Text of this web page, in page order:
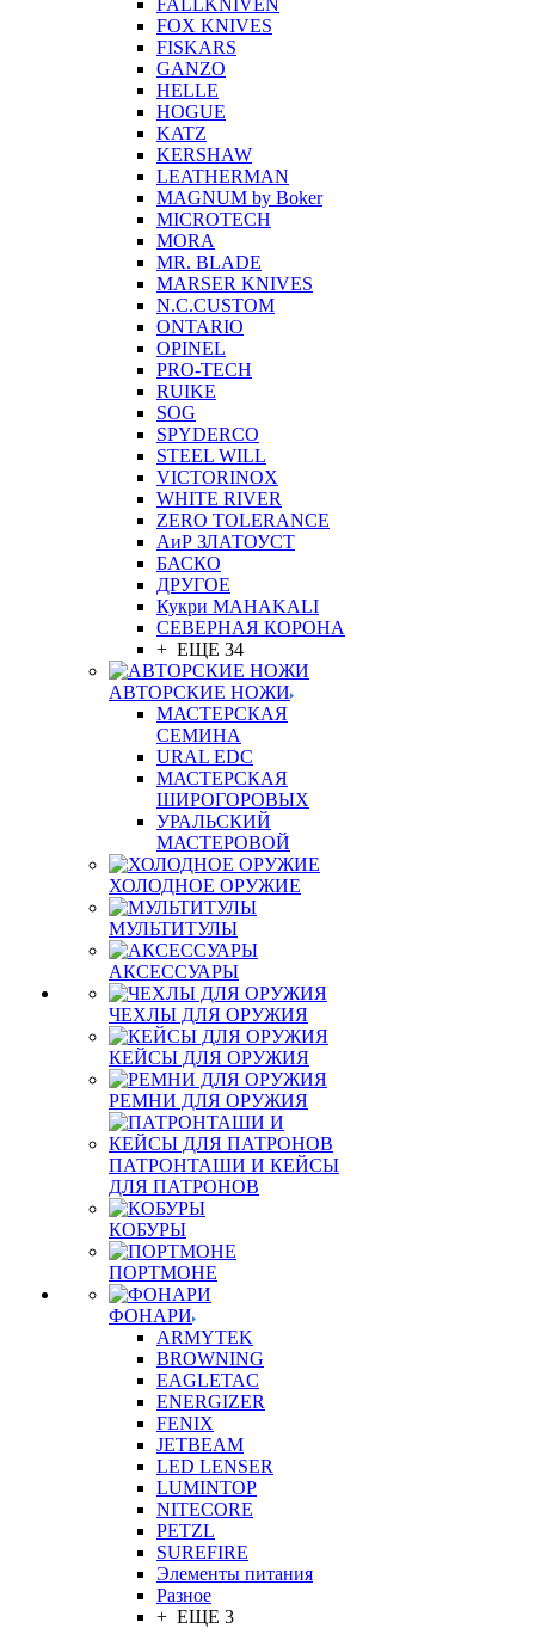
FALLKNIVEN
FOX KNIVES
FISKARS
GANZO
HELLE
HOGUE
KATZ
KERSHAW
LEATHERMAN
MAGNUM by Boker
MICROTECH
MORA
MR. BLADE
MARSER KNIVES
N.C.CUSTOM
ONTARIO
OPINEL
PRO-TECH
RUIKE
SOG
SPYDERCO
STEEL WILL
VICTORINOX
WHITE RIVER
ZERO TOLERANCE
АиР ЗЛАТОУСТ
БАСКО
ДРУГОЕ
Кукри MAHAKALI
СЕВЕРНАЯ КОРОНА
+ ЕЩЕ 34
АВТОРСКИЕ НОЖИ
МАСТЕРСКАЯ
СЕМИНА
URAL EDC
МАСТЕРСКАЯ
ШИРОГОРОВЫХ
УРАЛЬСКИЙ
МАСТЕРОВОЙ
ХОЛОДНОЕ ОРУЖИЕ
МУЛЬТИТУЛЫ
АКСЕССУАРЫ
ЧЕХЛЫ ДЛЯ ОРУЖИЯ
КЕЙСЫ ДЛЯ ОРУЖИЯ
РЕМНИ ДЛЯ ОРУЖИЯ
ПАТРОНТАШИ И КЕЙСЫ
ДЛЯ ПАТРОНОВ
КОБУРЫ
ПОРТМОНЕ
ФОНАРИ
ARMYTEK
BROWNING
EAGLETAC
ENERGIZER
FENIX
JETBEAM
LED LENSER
LUMINTOP
NITECORE
PETZL
SUREFIRE
Элементы питания
Разное
+ ЕЩЕ 3